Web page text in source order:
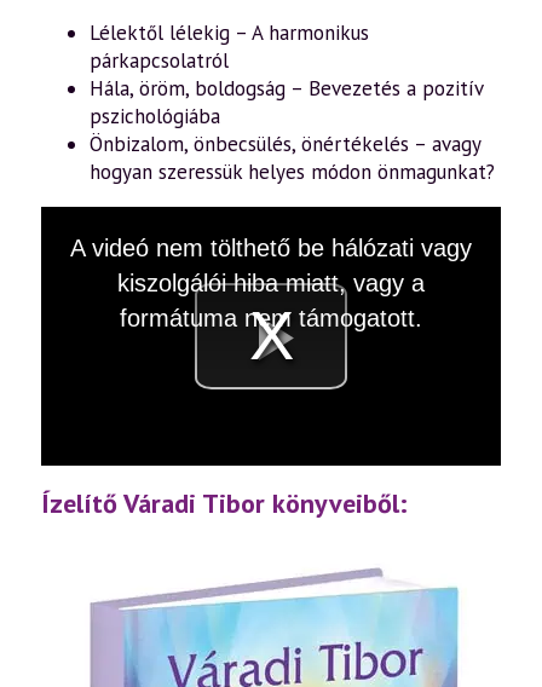
Lélektől lélekig – A harmonikus
párkapcsolatról
Hála, öröm, boldogság – Bevezetés a pozitív
pszichológiába
Önbizalom, önbecsülés, önértékelés – avagy
hogyan szeressük helyes módon önmagunkat?
Videó
A videó nem tölthető be hálózati vagy
kiszolgálói hiba miatt, vagy a
formátuma nem támogatott.
Ízelítő Váradi Tibor könyveiből: